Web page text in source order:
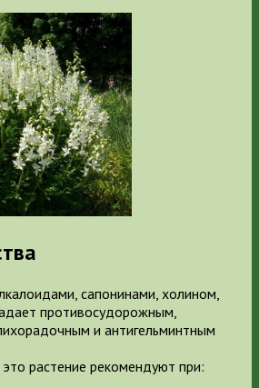
сапонинами, холином,
противосудорожным,
и антигельминтным
растение рекомендуют при: